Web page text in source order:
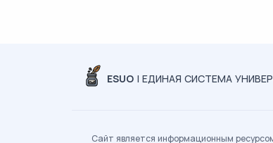
ESUO | ЕДИНАЯ СИСТЕМА
Сайт является информационным